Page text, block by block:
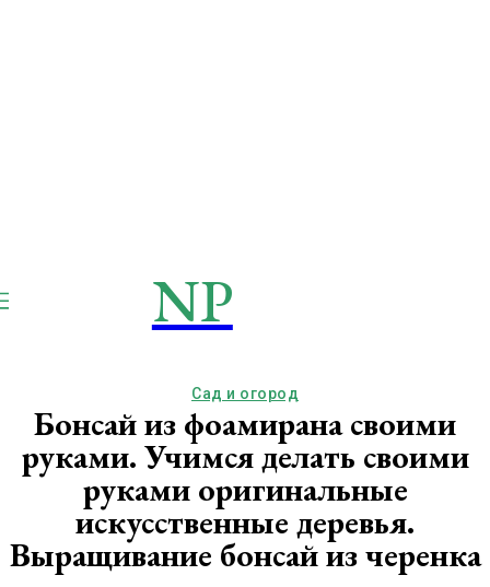
NP
Сад и огород
Бонсай из фоамирана своими
руками. Учимся делать своими
руками оригинальные
искусственные деревья.
Выращивание бонсай из черенка